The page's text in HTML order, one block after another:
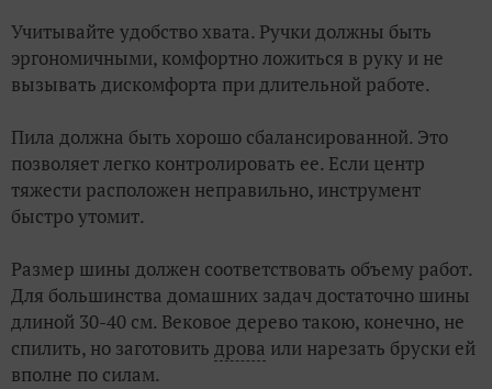
Учитывайте удобство хвата. Ручки должны быть
эргономичными, комфортно ложиться в руку и не
вызывать дискомфорта при длительной работе.
Пила должна быть хорошо сбалансированной. Это
позволяет легко контролировать ее. Если центр
тяжести расположен неправильно, инструмент
быстро утомит.
Размер шины должен соответствовать объему работ.
Для большинства домашних задач достаточно шины
длиной 30-40 см. Вековое дерево такою, конечно, не
спилить, но заготовить дрова или нарезать бруски ей
вполне по силам.